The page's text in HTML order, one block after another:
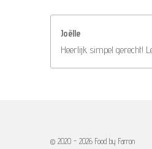
Joëlle
Heerlijk simpel gerecht!
© 2020 - 2026 Food by Farron